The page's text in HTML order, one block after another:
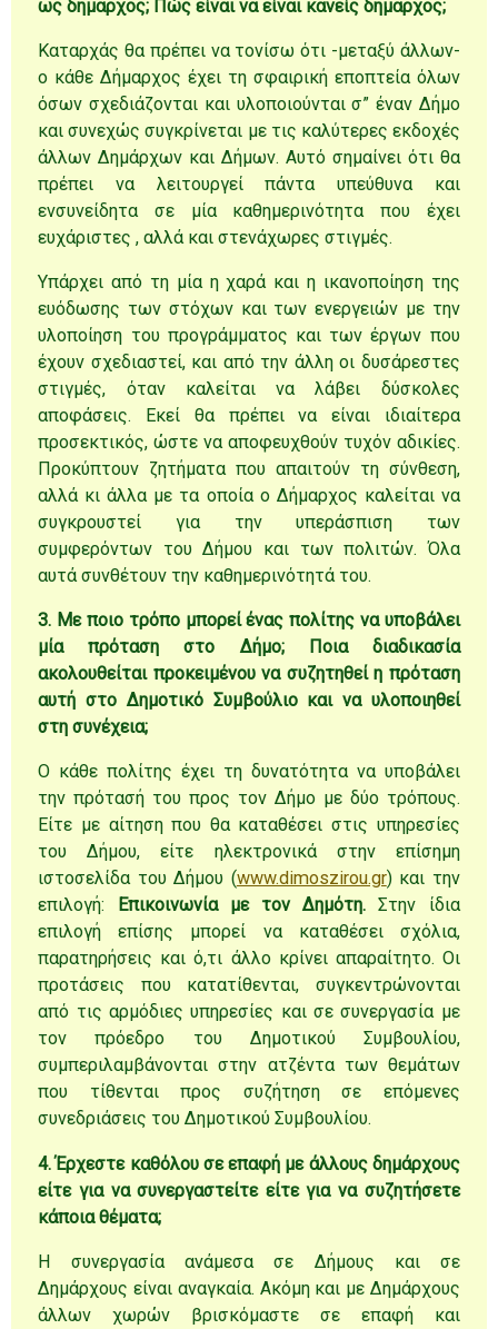
ως δήμαρχος; Πώς είναι να είναι κανείς δήμαρχος;
Καταρχάς θα πρέπει να τονίσω ότι -μεταξύ άλλων-
ο κάθε Δήμαρχος έχει τη σφαιρική εποπτεία όλων
όσων σχεδιάζονται και υλοποιούνται σ” έναν Δήμο
και συνεχώς συγκρίνεται με τις καλύτερες εκδοχές
άλλων Δημάρχων και Δήμων. Αυτό σημαίνει ότι θα
πρέπει να λειτουργεί πάντα υπεύθυνα και
ενσυνείδητα σε μία καθημερινότητα που έχει
ευχάριστες , αλλά και στενάχωρες στιγμές.
Υπάρχει από τη μία η χαρά και η ικανοποίηση της
ευόδωσης των στόχων και των ενεργειών με την
υλοποίηση του προγράμματος και των έργων που
έχουν σχεδιαστεί, και από την άλλη οι δυσάρεστες
στιγμές, όταν καλείται να λάβει δύσκολες
αποφάσεις. Εκεί θα πρέπει να είναι ιδιαίτερα
προσεκτικός, ώστε να αποφευχθούν τυχόν αδικίες.
Προκύπτουν ζητήματα που απαιτούν τη σύνθεση,
αλλά κι άλλα με τα οποία ο Δήμαρχος καλείται να
συγκρουστεί για την υπεράσπιση των
συμφερόντων του Δήμου και των πολιτών. Όλα
αυτά συνθέτουν την καθημερινότητά του.
3. Με ποιο τρόπο μπορεί ένας πολίτης να υποβάλει
μία πρόταση στο Δήμο; Ποια διαδικασία
ακολουθείται προκειμένου να συζητηθεί η πρόταση
αυτή στο Δημοτικό Συμβούλιο και να υλοποιηθεί
στη συνέχεια;
Ο κάθε πολίτης έχει τη δυνατότητα να υποβάλει
την πρότασή του προς τον Δήμο με δύο τρόπους.
Είτε με αίτηση που θα καταθέσει στις υπηρεσίες
του Δήμου, είτε ηλεκτρονικά στην επίσημη
ιστοσελίδα του Δήμου (www.dimoszirou.gr) και την
επιλογή:
Επικοινωνία με τον Δημότη. Στην ίδια
επιλογή επίσης μπορεί να καταθέσει σχόλια,
παρατηρήσεις και ό,τι άλλο κρίνει απαραίτητο. Οι
προτάσεις που κατατίθενται, συγκεντρώνονται
από τις αρμόδιες υπηρεσίες και σε συνεργασία με
τον πρόεδρο του Δημοτικού Συμβουλίου,
συμπεριλαμβάνονται στην ατζέντα των θεμάτων
που τίθενται προς συζήτηση σε επόμενες
συνεδριάσεις του Δημοτικού Συμβουλίου.
4. Έρχεστε καθόλου σε επαφή με άλλους δημάρχους
είτε για να συνεργαστείτε είτε για να συζητήσετε
κάποια θέματα;
Η συνεργασία ανάμεσα σε Δήμους και σε
Δημάρχους είναι αναγκαία. Ακόμη και με Δημάρχους
άλλων χωρών βρισκόμαστε σε επαφή και